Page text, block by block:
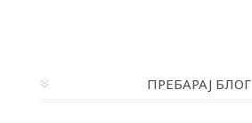
ПРЕБАРАЈ БЛОГ